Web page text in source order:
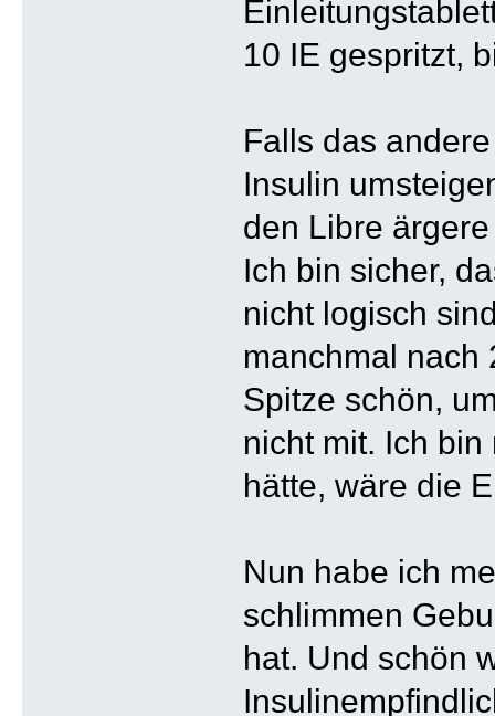
10 IE gespritzt,
Falls das
Insulin
den Libre
Ich bin sicher,
nicht logisch
manchmal nach
Spitze schön,
nicht mit. Ich
hätte, wäre die
Nun habe ich
schlimmen
hat. Und schön